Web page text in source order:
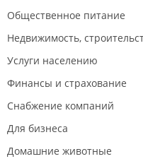
Общественное питание
Недвижимость,
Услуги населению
Финансы и страхование
Снабжение компаний
Для бизнеса
Домашние животные